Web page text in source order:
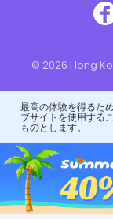
© 2026 Hong
最高の体験を得るた
ブサイトを使用するこ
ものとします。